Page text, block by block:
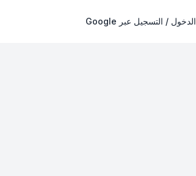
الدخول / التسجيل عبر Google